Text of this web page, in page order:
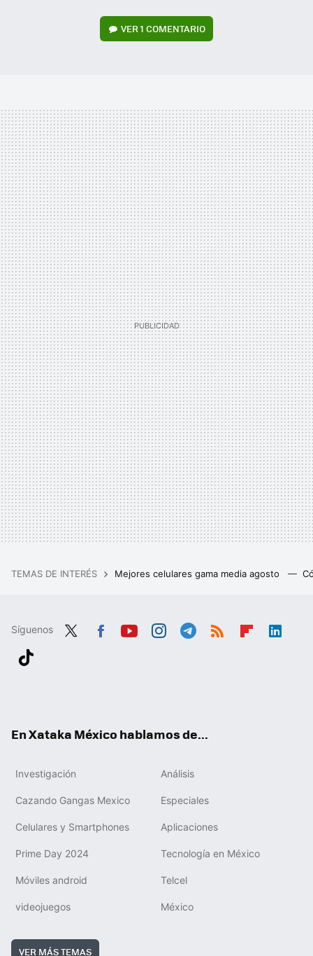
VER1 COMENTARIO
TEMAS DE INTERÉS Mejores celulares gama media agosto
Síguenos
En Xataka México hablamos de...
Investigación Análisis
Cazando Gangas Mexico Especiales
Celulares y Smartphones Aplicaciones
Prime Day 2024 Tecnología en México
Móviles android Telcel
videojuegos México
VER MÁS TEMAS